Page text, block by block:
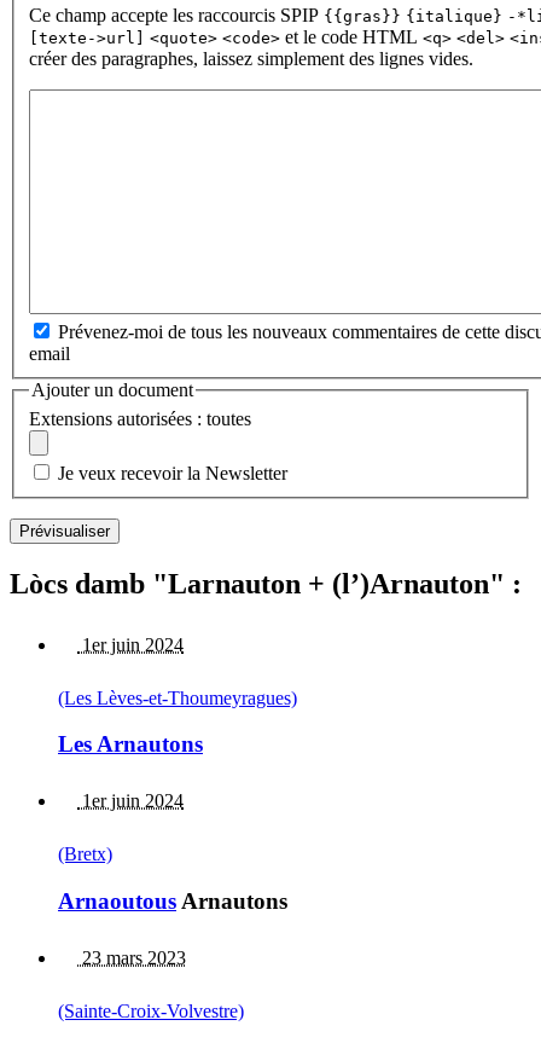
Ce champ accepte les raccourcis SPIP {{gras}} {italique} -
[texte->url]
<quote> <code> et le code HTML <q> <del>
créer des paragraphes, laissez simplement des lignes vides.
Prévenez-moi de tous les nouveaux commentaires de cette
email
Ajouter un document
Extensions autorisées : toutes
Je veux recevoir la Newsletter
Lòcs damb "Larnauton + (l’)Arnauton" :
1er juin 2024
(Les Lèves-et-Thoumeyragues)
Les Arnautons
1er juin 2024
(Bretx)
Arnaoutous Arnautons
23 mars 2023
(Sainte-Croix-Volvestre)